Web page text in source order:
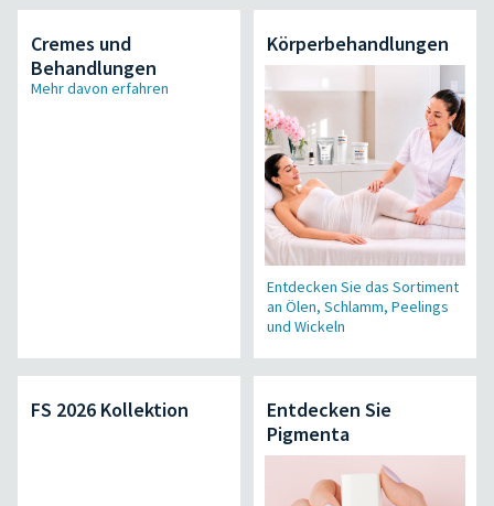
Cremes und
Behandlungen
Mehr davon erfahren
Körperbehandlungen
Entdecken Sie das Sortiment
an Ölen, Schlamm, Peelings
und Wickeln
FS 2026 Kollektion
Entdecken Sie
Pigmenta